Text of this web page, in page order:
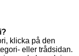
klicka på den
eller trådsidan.